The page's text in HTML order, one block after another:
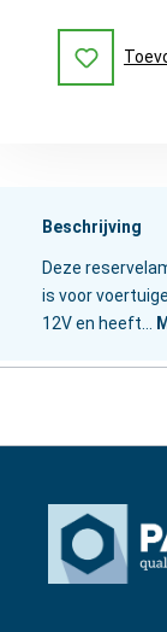
Beschrijving
Deze
is voor
12V en heeft…